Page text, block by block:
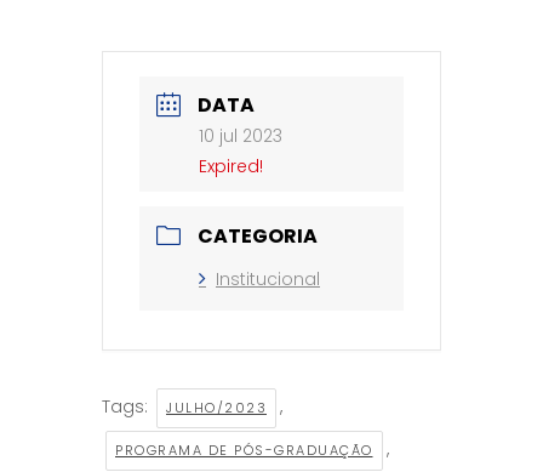
DATA
10 jul 2023
Expired!
CATEGORIA
Institucional
Tags: JULHO/2023 ,
PROGRAMA DE PÓS-GRADUAÇÃO ,